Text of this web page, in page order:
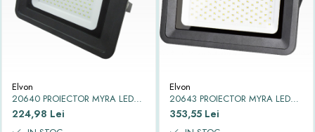
Elvon
20640 PROIECTOR MYRA LED
IP65 6500K 100W
224,98 Lei
Elvon
20643 PROIECTOR MYRA LED
IP65 6500K 150W
353,55 Lei